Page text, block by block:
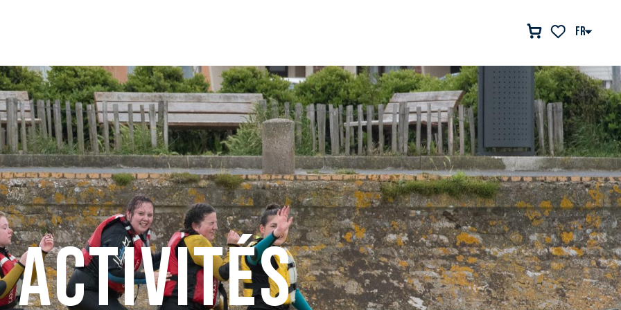
FR
Activités